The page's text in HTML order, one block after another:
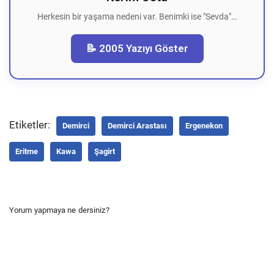
Herkesin bir yaşama nedeni var. Benimki ise "Sevda"…
📝 2005 Yazıyı Göster
Etiketler: Demirci Demirci Arastası Ergenekon
Eritme Kawa Şagirt
Yorum yapmaya ne dersiniz?